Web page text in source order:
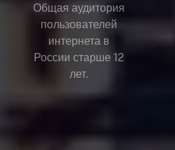
Общая аудитория
пользователей
интернета в
России старше 12
лет.